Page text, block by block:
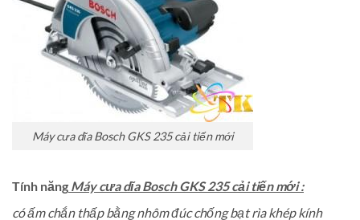
Máy cưa dĩa Bosch GKS 235 cải tiến mới
Tính năng Máy cưa dĩa Bosch GKS 235 cải tiến mới :
có ấm chắn thấp bằng nhôm đúc chống bạt rìa khép kính